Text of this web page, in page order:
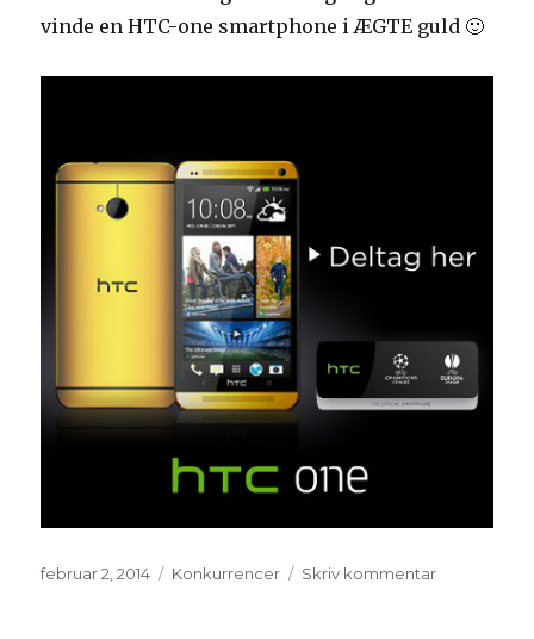
vinde en HTC-one smartphone i ÆGTE guld 🙂
Udgivet
februar 2, 2014 Kategorier
Konkurrencer Skriv kommentartil